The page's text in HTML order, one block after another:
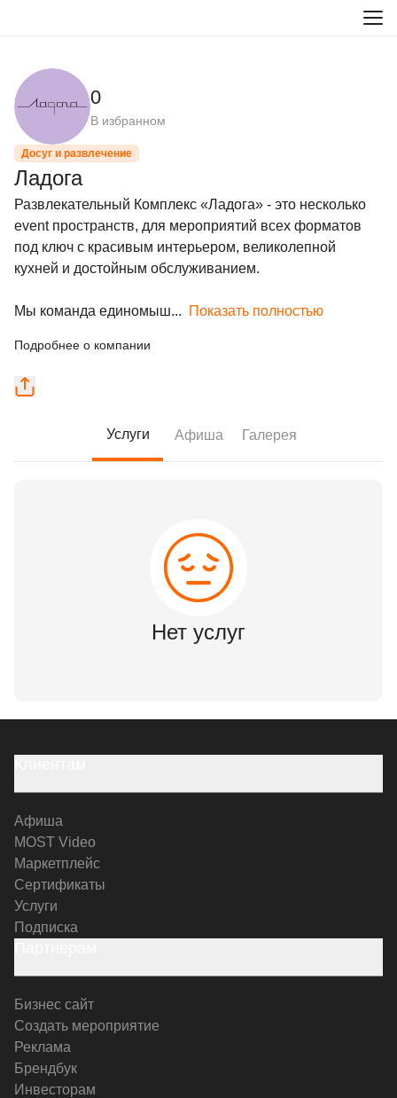
0
В избранном
Досуг и развлечение
Ладога
Развлекательный Комплекс «Ладога» - это несколько
event пространств, для мероприятий всех форматов
под ключ с красивым интерьером, великолепной
кухней и достойным обслуживанием.
Мы команда единомыш... Показать полностью
Подробнее о компании
Услуги Афиша Галерея
Нет услуг
Афиша
MOST Video
Маркетплейс
Сертификаты
Услуги
Подписка
Бизнес сайт
Создать мероприятие
Реклама
Брендбук
Инвесторам